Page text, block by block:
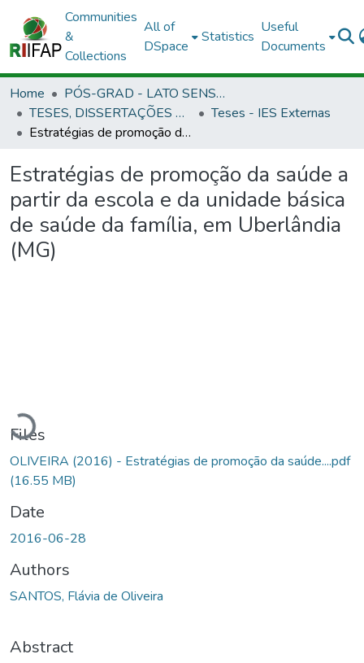
Communities
&
Collections
All of
DSpace
Statistics
Useful
Documents
Home
PÓS-GRAD - LATO SENSU E STRICTO SENSU
TESES, DISSERTAÇÕES E ESPECIALIZAÇÃO APROVADAS EM OUTRAS INSTITUIÇÕES
Teses - IES Externas
Estratégias de promoção da saúde a partir da escola e da unidade básica de saúde da família, em Uberlândia (MG)
Estratégias de promoção da saúde a
partir da escola e da unidade básica
de saúde da família, em Uberlândia
(MG)
Loading...
Files
OLIVEIRA (2016) - Estratégias de promoção da saúde....pdf
(16.55 MB)
Date
2016-06-28
Authors
SANTOS, Flávia de Oliveira
Abstract